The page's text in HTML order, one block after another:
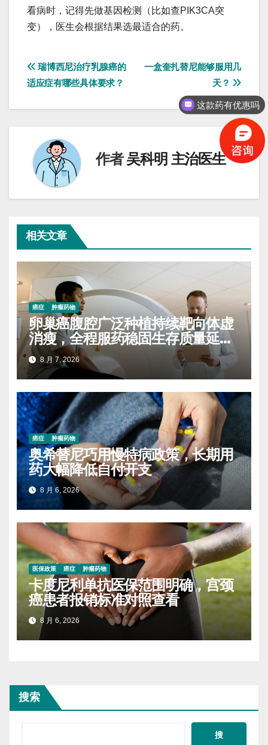
看病时，记得先做基因检测（比如查PIK3CA突
变），医生会根据结果选最适合的药。
文
章
航
一盒奎扎替尼能够服用几
天？
瑞博西尼治疗乳腺癌的
适应症有哪些具体要求？
作者吴科明 主治医生
相关文章
癌症 肿瘤药物
卵巢癌腹腔广泛种植持续靶向体虚
消瘦，全程服药稳固生存质量延缓
进展
8 月 7, 2026
癌症 肿瘤药物
奥希替尼巧用慢特病政策，长期用
药大幅降低自付开支
8 月 6, 2026
医保政策 癌症 肿瘤药物
卡度尼利单抗医保范围明确，宫颈
癌患者报销标准对照查看
8 月 6, 2026
搜索
搜
这款药有优惠吗